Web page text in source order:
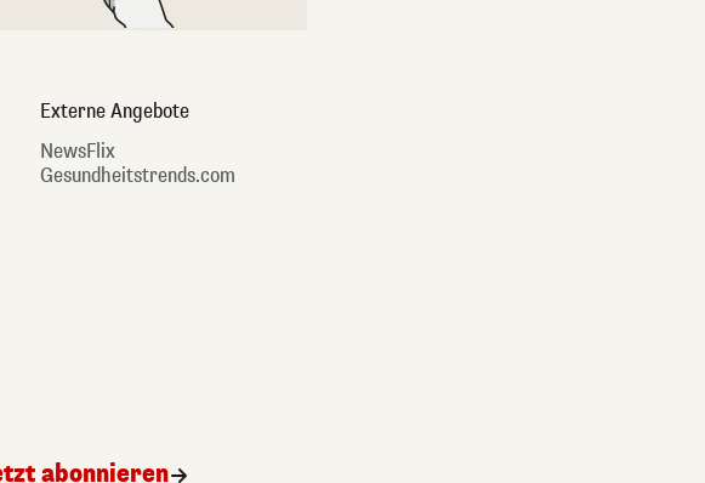
Externe Angebote
NewsFlix
Gesundheitstrends.com
abonnieren